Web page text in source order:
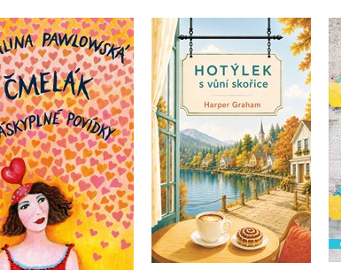
Čmelák - Láskyplné
povídky
Halina Pawlowská
Do košíku
449 Kč
359 Kč
Hotýlek s vůní skořice
Harper Graham
Do košíku
399 Kč
319 Kč